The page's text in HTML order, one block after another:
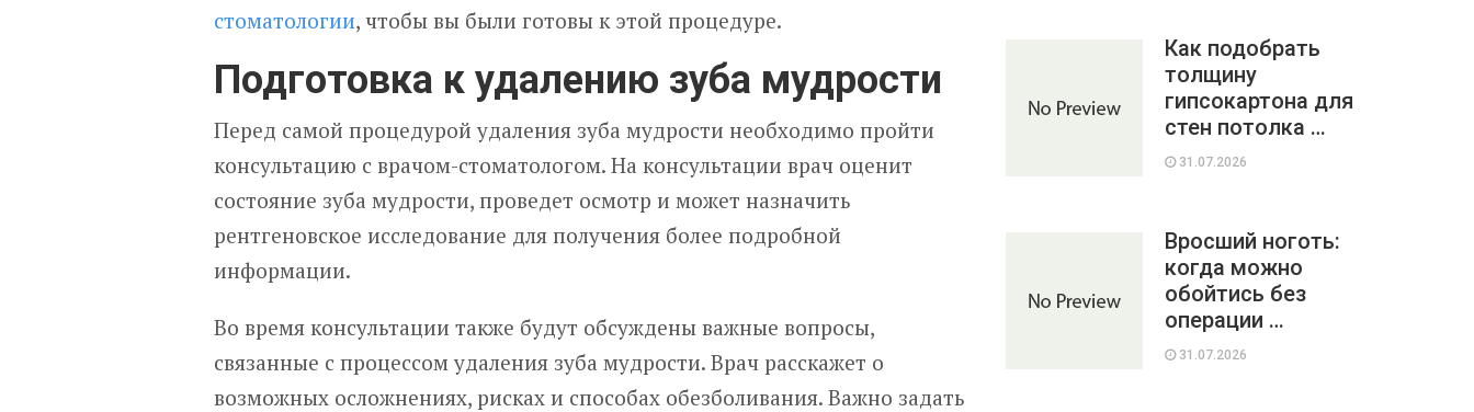
стоматологии, чтобы вы были готовы к этой процедуре.
Подготовка к удалению зуба мудрости
Перед самой процедурой удаления зуба мудрости необходимо пройти
консультацию с врачом-стоматологом. На консультации врач оценит
состояние зуба мудрости, проведет осмотр и может назначить
рентгеновское исследование для получения более подробной
информации.
Во время консультации также будут обсуждены важные вопросы,
связанные с процессом удаления зуба мудрости. Врач расскажет о
возможных осложнениях, рисках и способах обезболивания. Важно задать
Как подобрать
толщину
гипсокартона для
стен потолка …
31.07.2026
Вросший ноготь:
когда можно
обойтись без
операции …
31.07.2026